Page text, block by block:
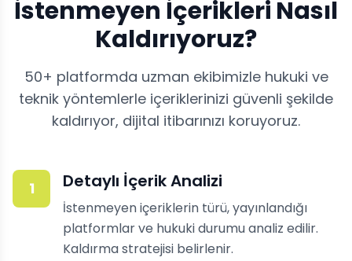
İstenmeyen İçerikleri Nasıl
Kaldırıyoruz?
50+ platformda uzman ekibimizle hukuki ve
teknik yöntemlerle içeriklerinizi güvenli şekilde
kaldırıyor, dijital itibarınızı koruyoruz.
1 Detaylı İçerik Analizi
İstenmeyen içeriklerin türü, yayınlandığı
platformlar ve hukuki durumu analiz edilir.
Kaldırma stratejisi belirlenir.